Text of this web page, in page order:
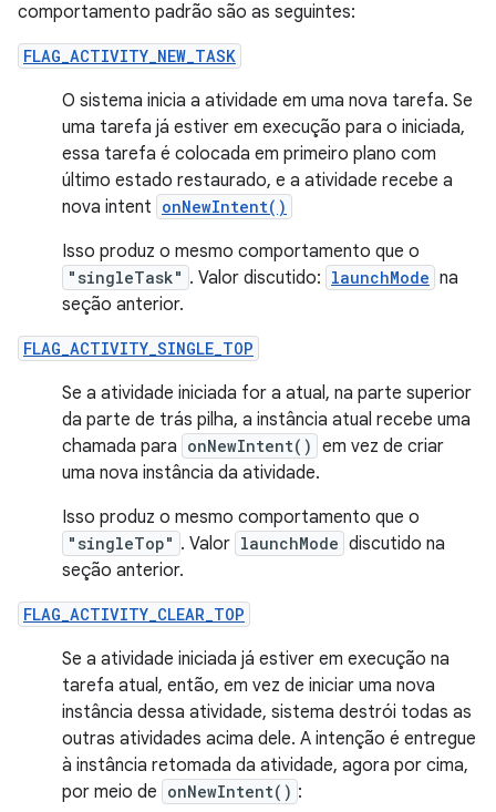
comportamento padrão são as seguintes:
FLAG_ACTIVITY_NEW_TASK
O sistema inicia a atividade em uma nova tarefa. Se
uma tarefa já estiver em execução para o iniciada,
essa tarefa é colocada em primeiro plano com
último estado restaurado, e a atividade recebe a
nova intent onNewIntent()
Isso produz o mesmo comportamento que o
"singleTask" . Valor discutido: launchMode na
seção anterior.
FLAG_ACTIVITY_SINGLE_TOP
Se a atividade iniciada for a atual, na parte superior
da parte de trás pilha, a instância atual recebe uma
chamada para onNewIntent() em vez de criar
uma nova instância da atividade.
Isso produz o mesmo comportamento que o
"singleTop" . Valor launchMode discutido na
seção anterior.
FLAG_ACTIVITY_CLEAR_TOP
Se a atividade iniciada já estiver em execução na
tarefa atual, então, em vez de iniciar uma nova
instância dessa atividade, sistema destrói todas as
outras atividades acima dele. A intenção é entregue
à instância retomada da atividade, agora por cima,
por meio de onNewIntent() :